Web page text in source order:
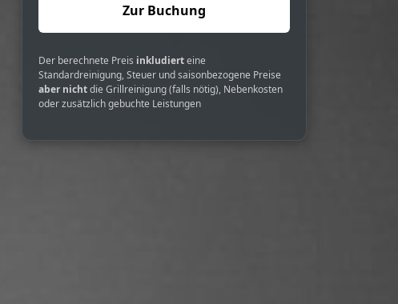
Zur Buchung
Der berechnete Preis inkludierteine
Standardreinigung, Steuer und saisonbezogene Preise
aber nichtdie Grillreinigung (falls nötig), Nebenkosten
oder zusätzlich gebuchte Leistungen